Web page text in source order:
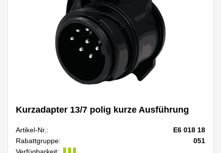
Kurzadapter 13/7 polig kurze Ausführung
Artikel-Nr.:
E6 018 18
Rabattgruppe:
051
Verfügbarkeit: